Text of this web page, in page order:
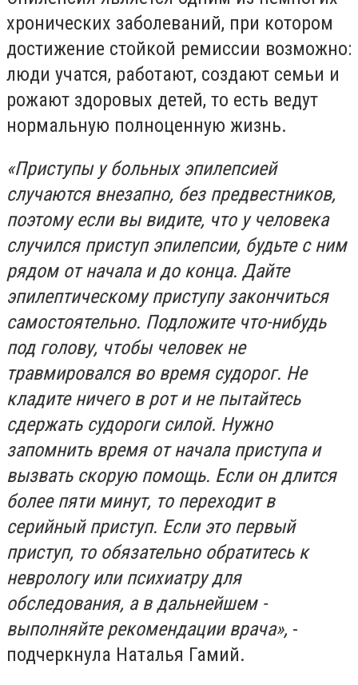
хронических заболеваний, при котором
достижение стойкой ремиссии возможно:
люди учатся, работают, создают семьи и
рожают здоровых детей, то есть ведут
нормальную полноценную жизнь.
«Приступы у больных эпилепсией
случаются внезапно, без предвестников,
поэтому если вы видите, что у человека
случился приступ эпилепсии, будьте с ним
рядом от начала и до конца. Дайте
эпилептическому приступу закончиться
самостоятельно. Подложите что-нибудь
под голову, чтобы человек не
травмировался во время судорог. Не
кладите ничего в рот и не пытайтесь
сдержать судороги силой. Нужно
запомнить время от начала приступа и
вызвать скорую помощь. Если он длится
более пяти минут, то переходит в
серийный приступ. Если это первый
приступ, то обязательно обратитесь к
неврологу или психиатру для
обследования, а в дальнейшем -
выполняйте рекомендации врача», -
подчеркнула Наталья Гамий.